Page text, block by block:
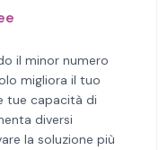
il minor numero
migliora il tuo
tue capacità di
diversi
la soluzione più